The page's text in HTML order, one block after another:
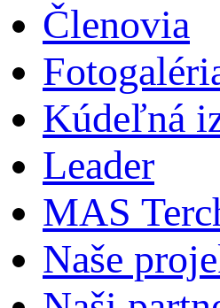
Členovia
Kúdeľná
Leader
MAS
Naše